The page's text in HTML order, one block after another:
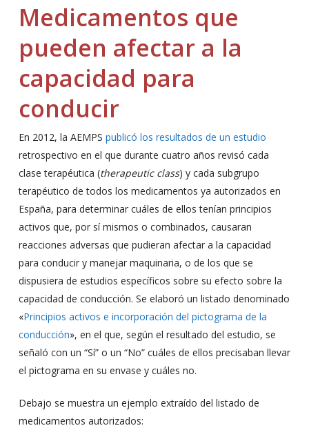
Medicamentos que
pueden afectar a la
capacidad para
conducir
En 2012, la AEMPS publicó los resultados de un estudio
retrospectivo en el que durante cuatro años revisó cada
clase terapéutica (therapeutic class) y cada subgrupo
terapéutico de todos los medicamentos ya autorizados en
España, para determinar cuáles de ellos tenían principios
activos que, por sí mismos o combinados, causaran
reacciones adversas que pudieran afectar a la capacidad
para conducir y manejar maquinaria, o de los que se
dispusiera de estudios específicos sobre su efecto sobre la
capacidad de conducción. Se elaboró un listado denominado
«Principios activos e incorporación del pictograma de la
conducción», en el que, según el resultado del estudio, se
señaló con un “Sí” o un “No” cuáles de ellos precisaban llevar
el pictograma en su envase y cuáles no.
Debajo se muestra un ejemplo extraído del listado de
medicamentos autorizados: